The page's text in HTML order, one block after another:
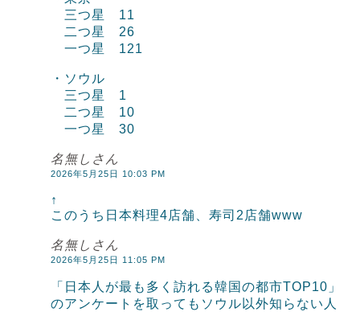
三つ星 11
二つ星 26
一つ星 121
・ソウル
三つ星 1
二つ星 10
一つ星 30
名無しさん
2026年5月25日 10:03 PM
↑
このうち日本料理4店舗、寿司2店舗www
名無しさん
2026年5月25日 11:05 PM
「日本人が最も多く訪れる韓国の都市TOP10」
のアンケートを取ってもソウル以外知らない人